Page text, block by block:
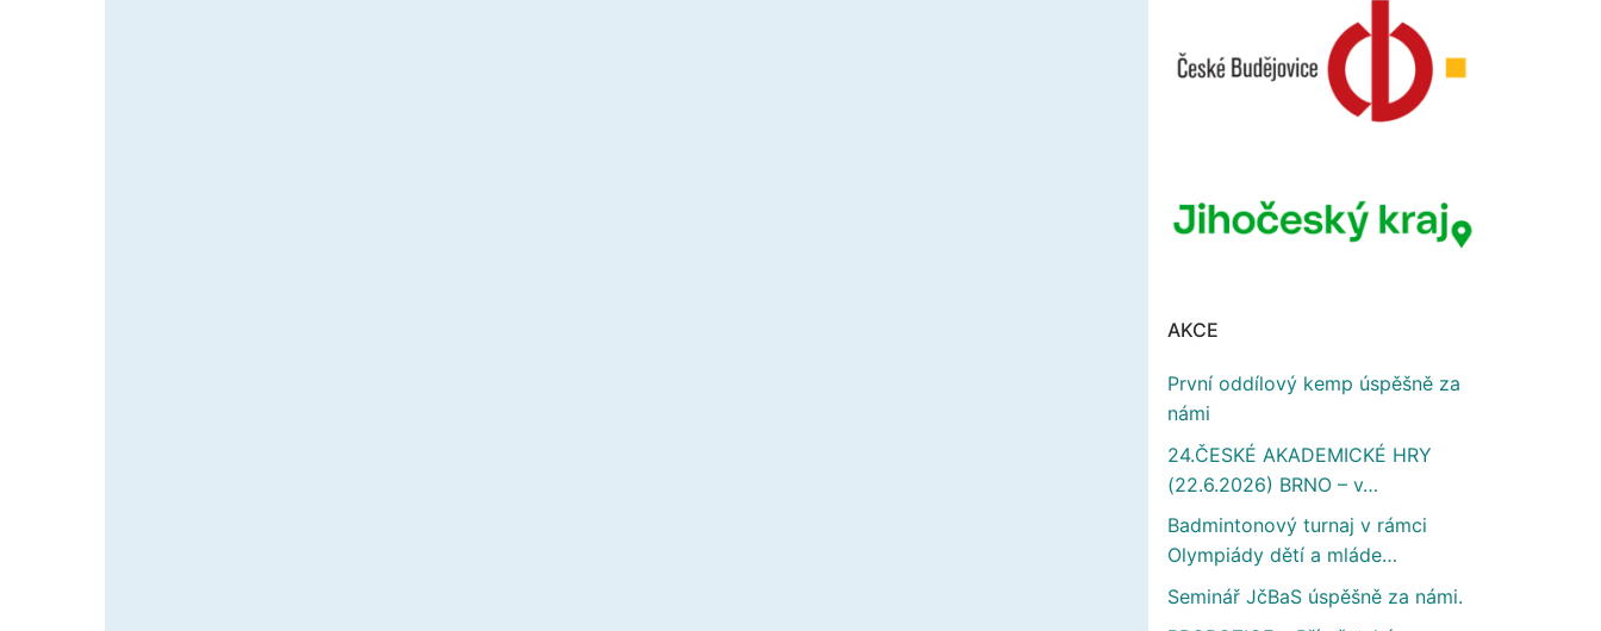
AKCE
První oddílový kemp úspěšně za
námi
24.ČESKÉ AKADEMICKÉ HRY
(22.6.2026) BRNO – v…
Badmintonový turnaj v rámci
Olympiády dětí a mláde…
Seminář JčBaS úspěšně za námi.